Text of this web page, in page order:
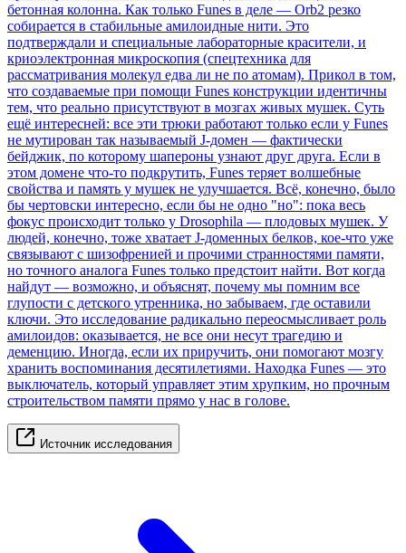
бетонная колонна. Как только Funes в деле — Orb2 резко
собирается в стабильные амилоидные нити. Это
подтверждали и специальные лабораторные красители, и
криоэлектронная микроскопия (спецтехника для
рассматривания молекул едва ли не по атомам). Прикол в том,
что создаваемые при помощи Funes конструкции идентичны
тем, что реально присутствуют в мозгах живых мушек. Суть
ещё интересней: все эти трюки работают только если у Funes
не мутирован так называемый J-домен — фактически
бейджик, по которому шапероны узнают друг друга. Если в
этом домене что-то подкрутить, Funes теряет волшебные
свойства и память у мушек не улучшается. Всё, конечно, было
бы чертовски интересно, если бы не одно "но": пока весь
фокус происходит только у Drosophila — плодовых мушек. У
людей, конечно, тоже хватает J-доменных белков, кое-что уже
связывают с шизофренией и прочими странностями памяти,
но точного аналога Funes только предстоит найти. Вот когда
найдут — возможно, и объяснят, почему мы помним все
глупости с детского утренника, но забываем, где оставили
ключи. Это исследование радикально переосмысливает роль
амилоидов: оказывается, не все они несут трагедию и
деменцию. Иногда, если их приручить, они помогают мозгу
хранить воспоминания десятилетиями. Находка Funes — это
выключатель, который управляет этим хрупким, но прочным
строительством памяти прямо у нас в голове.
Источник исследования